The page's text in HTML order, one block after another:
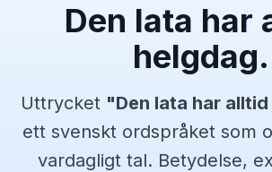
Den lata har
helgdag.
Uttrycket "Den lata har
ett svenskt ordspråket som
vardagligt tal. Betydelse,